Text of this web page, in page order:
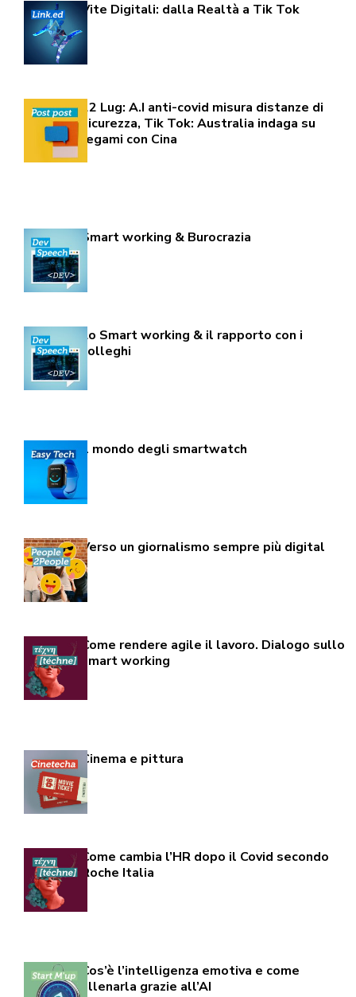
Vite Digitali: dalla Realtà a Tik Tok
22 Lug: A.I anti-covid misura distanze di
sicurezza, Tik Tok: Australia indaga su
legami con Cina
Smart working & Burocrazia
Lo Smart working & il rapporto con i
colleghi
Il mondo degli smartwatch
Verso un giornalismo sempre più digital
Come rendere agile il lavoro. Dialogo sullo
smart working
Cinema e pittura
Come cambia l’HR dopo il Covid secondo
Roche Italia
Cos’è l’intelligenza emotiva e come
allenarla grazie all’AI